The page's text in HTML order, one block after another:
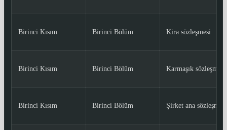
Birinci Kısım Birinci Bölüm Kira sözleşmesi
Birinci Kısım Birinci Bölüm Karmaşık
Birinci Kısım Birinci Bölüm Şirket ana sözleşmesi